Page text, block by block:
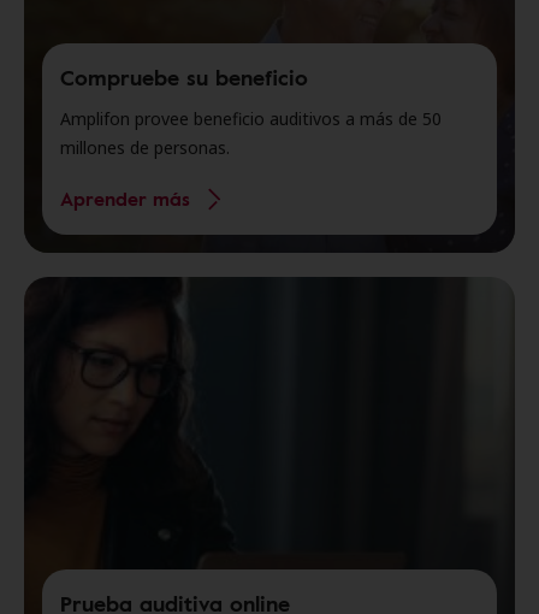
Compruebe su beneficio
Amplifon provee beneficio auditivos a más de 50
millones de personas.
Aprender más
Prueba auditiva online